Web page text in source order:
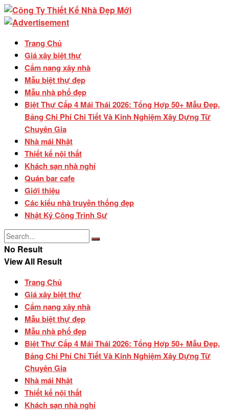
Trang Chủ
Giá xây biệt thự
Cẩm nang xây nhà
Mẫu biệt thự đẹp
Mẫu nhà phố đẹp
Biệt Thự Cấp 4 Mái Thái 2026: Tổng Hợp 50+ Mẫu Đẹp,
Bảng Chi Phí Chi Tiết Và Kinh Nghiệm Xây Dựng Từ
Chuyên Gia
Nhà mái Nhật
Thiết kế nội thất
Khách sạn nhà nghỉ
Quán bar cafe
Giới thiệu
Các kiểu nhà truyền thống đẹp
Nhật Ký Công Trình Sư
No Result
View All Result
Trang Chủ
Giá xây biệt thự
Cẩm nang xây nhà
Mẫu biệt thự đẹp
Mẫu nhà phố đẹp
Biệt Thự Cấp 4 Mái Thái 2026: Tổng Hợp 50+ Mẫu Đẹp,
Bảng Chi Phí Chi Tiết Và Kinh Nghiệm Xây Dựng Từ
Chuyên Gia
Nhà mái Nhật
Thiết kế nội thất
Khách sạn nhà nghỉ